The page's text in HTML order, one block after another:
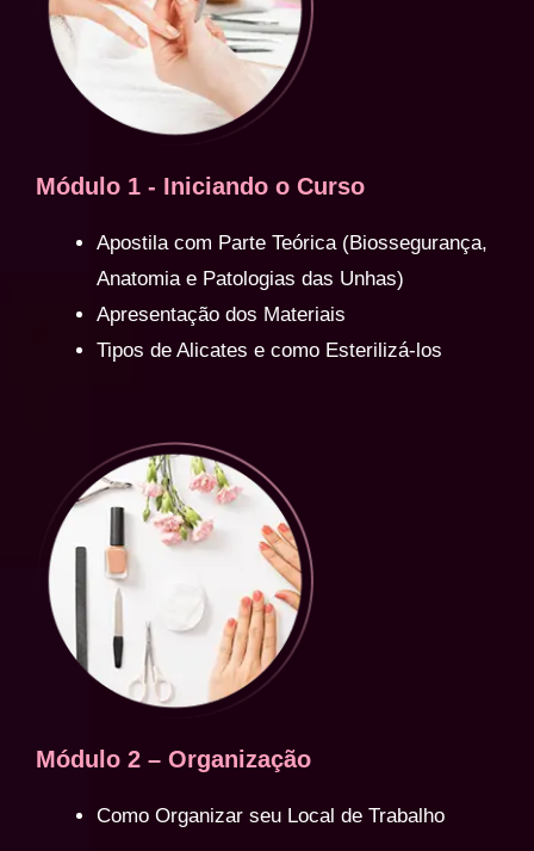
Módulo 1 - Iniciando o Curso
Apostila com Parte Teórica (Biossegurança,
Anatomia e Patologias das Unhas)
Apresentação dos Materiais
Tipos de Alicates e como Esterilizá-los
Módulo 2 – Organização
Como Organizar seu Local de Trabalho